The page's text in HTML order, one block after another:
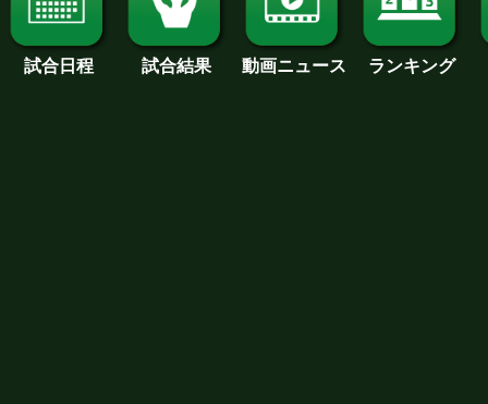
試合日程 試合結果 動画ニュース ランキング